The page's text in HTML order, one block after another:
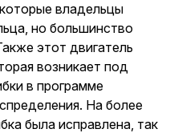
владельцы
но большинство
этот двигатель
возникает под
в программе
На более
была исправлена, так